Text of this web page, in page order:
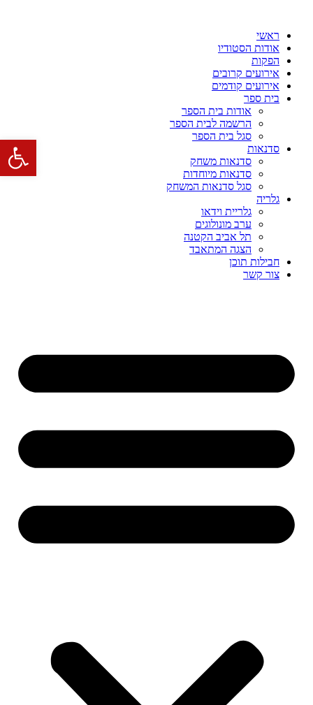
ראשי
אודות הסטודיו
הפקות
אירועים קרובים
אירועים קודמים
בית ספר
אודות בית הספר
הרשמה לבית הספר
סגל בית הספר
סדנאות
סדנאות משחק
סדנאות מיוחדות
סגל סדנאות המשחק
גלריה
גלריית וידאו
ערב מונולוגים
תל אביב הקטנה
הצגה המתאבד
חבילות תוכן
צור קשר
פתח